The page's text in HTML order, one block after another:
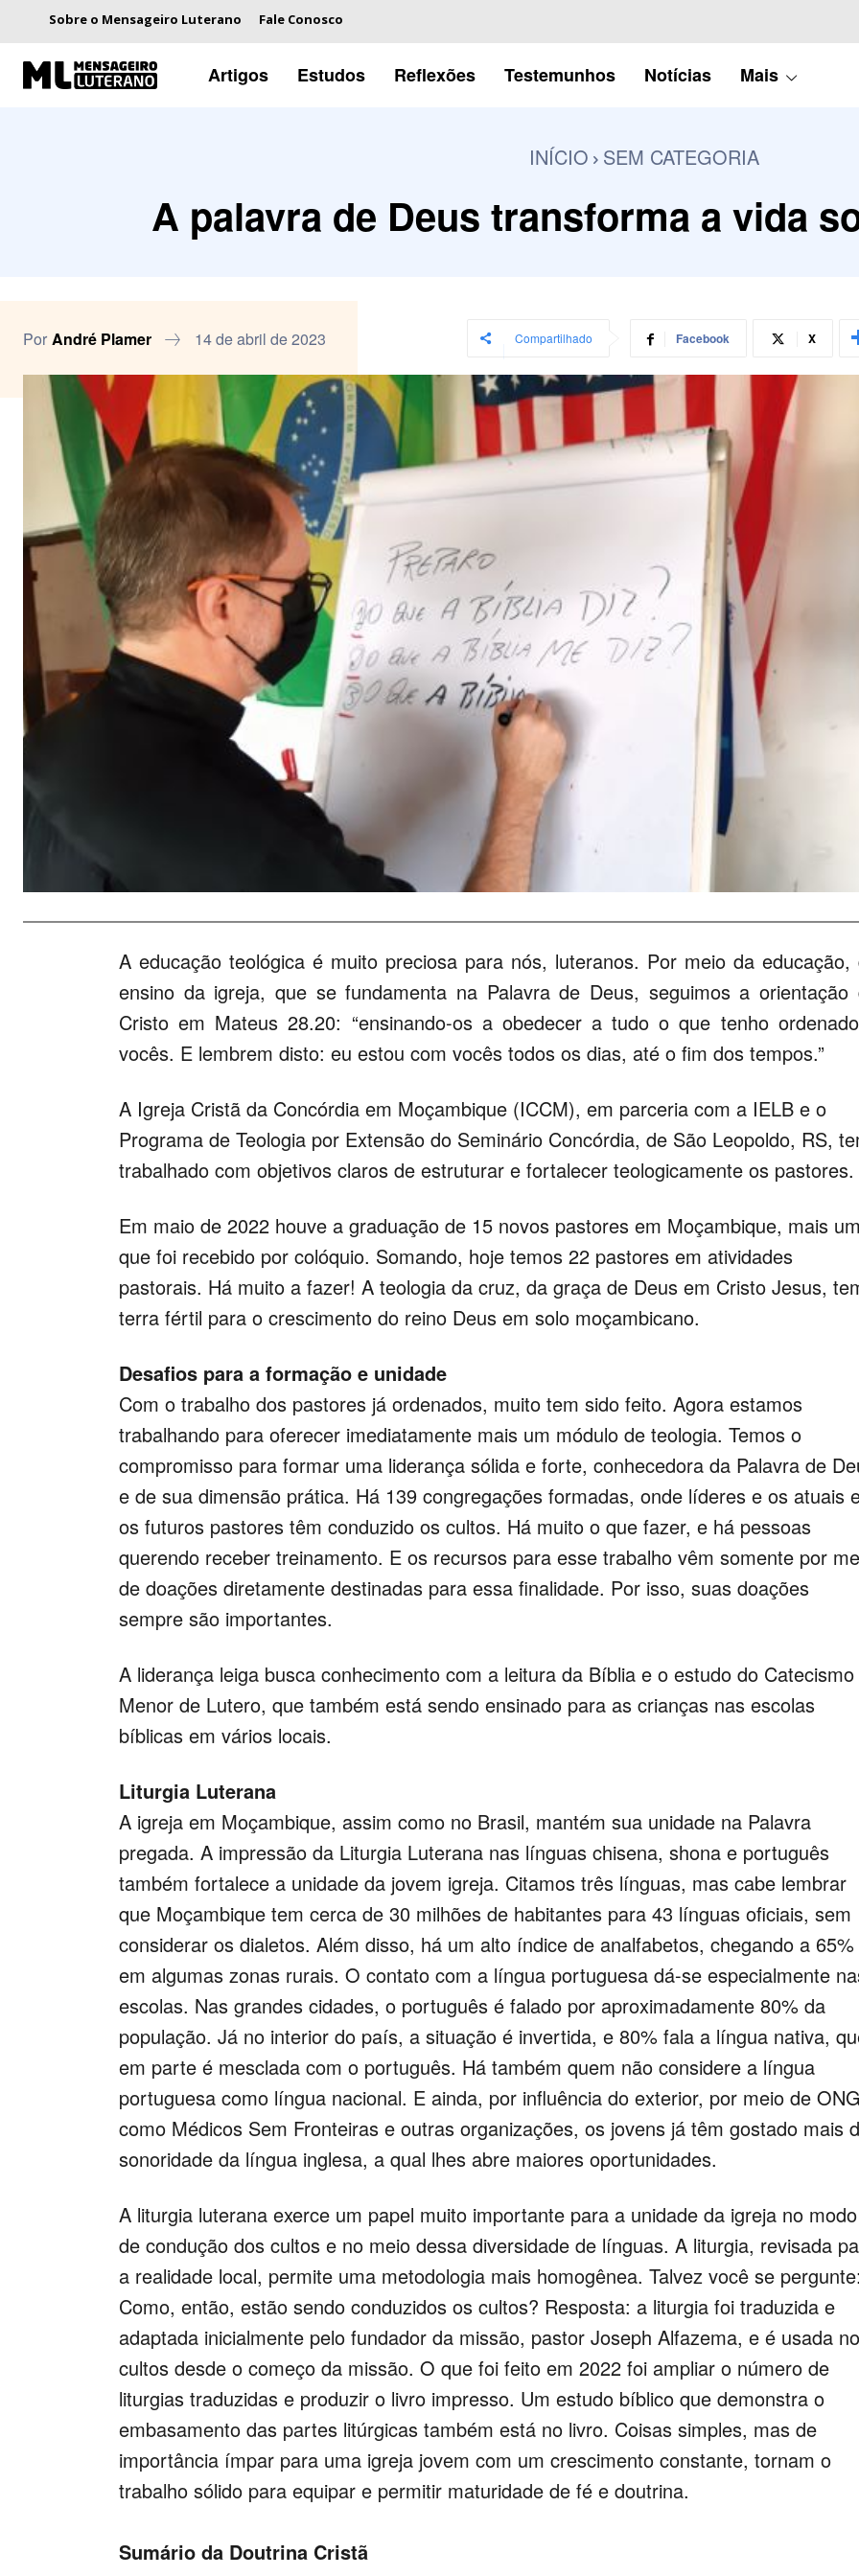
Sobre o Mensageiro Luterano Fale Conosco
Artigos Estudos Reflexões Testemunhos Notícias Mais
INÍCIO SEM CATEGORIA
A palavra de Deus transforma a vida
Por André Plamer 14 de abril de 2023 Compartilhado Facebook X
A educação teológica é muito preciosa para nós, luteranos. Por meio da educação,
ensino da igreja, que se fundamenta na Palavra de Deus, seguimos a orientação
Cristo em Mateus 28.20: “ensinando-os a obedecer a tudo o que tenho
vocês. E lembrem disto: eu estou com vocês todos os dias, até o fim dos tempos.”
A Igreja Cristã da Concórdia em Moçambique (ICCM), em parceria com a IELB e o
Programa de Teologia por Extensão do Seminário Concórdia, de São Leopoldo, RS,
trabalhado com objetivos claros de estruturar e fortalecer teologicamente os pastores.
Em maio de 2022 houve a graduação de 15 novos pastores em Moçambique, mais um
que foi recebido por colóquio. Somando, hoje temos 22 pastores em atividades
pastorais. Há muito a fazer! A teologia da cruz, da graça de Deus em Cristo Jesus,
terra fértil para o crescimento do reino Deus em solo moçambicano.
Desafios para a formação e unidade
Com o trabalho dos pastores já ordenados, muito tem sido feito. Agora estamos
trabalhando para oferecer imediatamente mais um módulo de teologia. Temos o
compromisso para formar uma liderança sólida e forte, conhecedora da Palavra de
e de sua dimensão prática. Há 139 congregações formadas, onde líderes e os atuais
os futuros pastores têm conduzido os cultos. Há muito o que fazer, e há pessoas
querendo receber treinamento. E os recursos para esse trabalho vêm somente por
de doações diretamente destinadas para essa finalidade. Por isso, suas doações
sempre são importantes.
A liderança leiga busca conhecimento com a leitura da Bíblia e o estudo do Catecismo
Menor de Lutero, que também está sendo ensinado para as crianças nas escolas
bíblicas em vários locais.
Liturgia Luterana
A igreja em Moçambique, assim como no Brasil, mantém sua unidade na Palavra
pregada. A impressão da Liturgia Luterana nas línguas chisena, shona e português
também fortalece a unidade da jovem igreja. Citamos três línguas, mas cabe lembrar
que Moçambique tem cerca de 30 milhões de habitantes para 43 línguas oficiais, sem
considerar os dialetos. Além disso, há um alto índice de analfabetos, chegando a 65%
em algumas zonas rurais. O contato com a língua portuguesa dá-se especialmente
escolas. Nas grandes cidades, o português é falado por aproximadamente 80% da
população. Já no interior do país, a situação é invertida, e 80% fala a língua nativa,
em parte é mesclada com o português. Há também quem não considere a língua
portuguesa como língua nacional. E ainda, por influência do exterior, por meio de
como Médicos Sem Fronteiras e outras organizações, os jovens já têm gostado mais
sonoridade da língua inglesa, a qual lhes abre maiores oportunidades.
A liturgia luterana exerce um papel muito importante para a unidade da igreja no modo
de condução dos cultos e no meio dessa diversidade de línguas. A liturgia, revisada
a realidade local, permite uma metodologia mais homogênea. Talvez você se pergunte:
Como, então, estão sendo conduzidos os cultos? Resposta: a liturgia foi traduzida e
adaptada inicialmente pelo fundador da missão, pastor Joseph Alfazema, e é usada
cultos desde o começo da missão. O que foi feito em 2022 foi ampliar o número de
liturgias traduzidas e produzir o livro impresso. Um estudo bíblico que demonstra o
embasamento das partes litúrgicas também está no livro. Coisas simples, mas de
importância ímpar para uma igreja jovem com um crescimento constante, tornam o
trabalho sólido para equipar e permitir maturidade de fé e doutrina.
Sumário da Doutrina Cristã